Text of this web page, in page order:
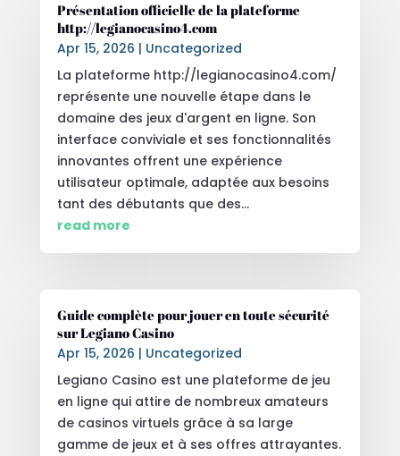
Présentation officielle de la plateforme
http://legianocasino4.com
Apr 15, 2026 | Uncategorized
La plateforme http://legianocasino4.com/
représente une nouvelle étape dans le
domaine des jeux d'argent en ligne. Son
interface conviviale et ses fonctionnalités
innovantes offrent une expérience
utilisateur optimale, adaptée aux besoins
tant des débutants que des...
read more
Guide complète pour jouer en toute sécurité
sur Legiano Casino
Apr 15, 2026 | Uncategorized
Legiano Casino est une plateforme de jeu
en ligne qui attire de nombreux amateurs
de casinos virtuels grâce à sa large
gamme de jeux et à ses offres attrayantes.